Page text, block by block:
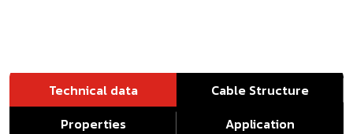
Technical data
Cable Structure
Properties
Application